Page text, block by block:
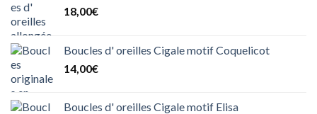
18,00€
Boucles d' oreilles Cigale motif Coquelicot
14,00€
Boucles d' oreilles Cigale motif Elisa